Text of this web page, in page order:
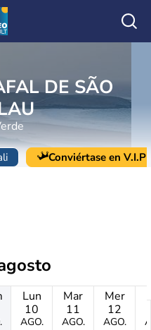
DE SÃO
Conviértase en V.I.P
Lun
10
AGO.
Mar
11
AGO.
Mer
12
AGO.